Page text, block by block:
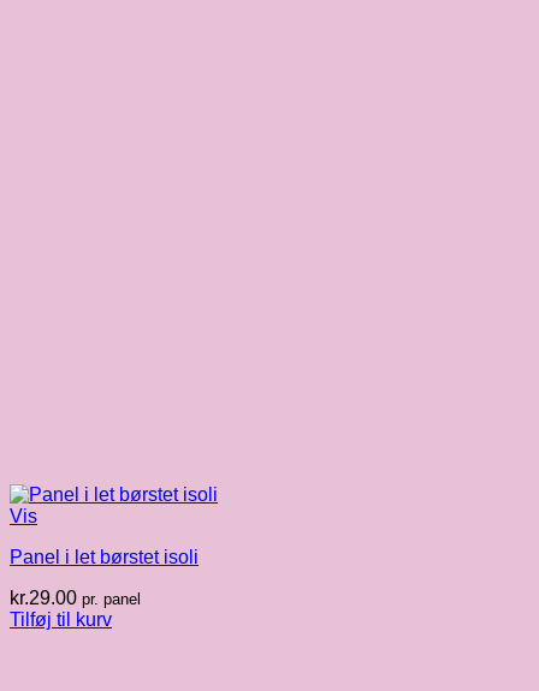
Vis
Panel i let børstet isoli
kr.29.00 pr. panel
Tilføj til kurv